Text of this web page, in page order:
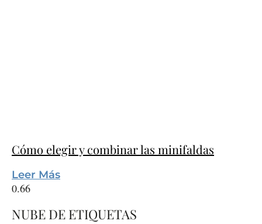
Cómo elegir y combinar las minifaldas
Leer Más
NUBE DE ETIQUETAS